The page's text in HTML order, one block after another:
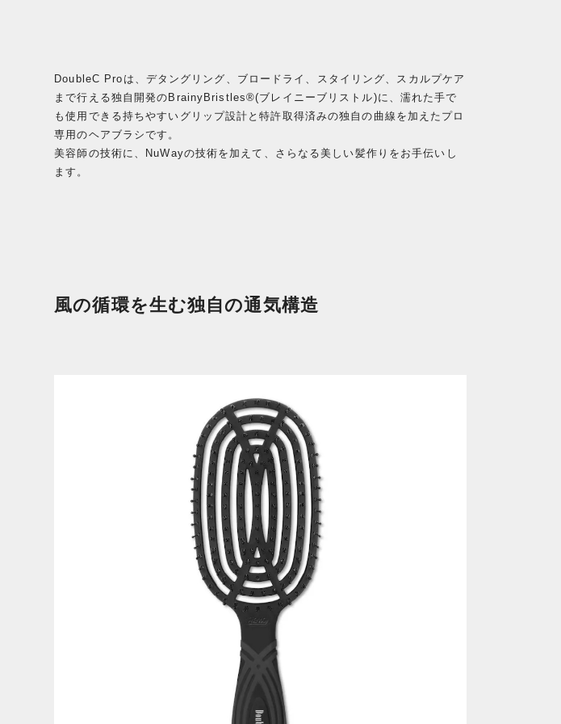
DoubleC Proは、デタングリング、ブロードライ、スタイリング、スカルプケア
まで行える独自開発のBrainyBristles®(ブレイニーブリストル)に、濡れた手で
も使用できる持ちやすいグリップ設計と特許取得済みの独自の曲線を加えたプロ
専用のヘアブラシです。
美容師の技術に、NuWayの技術を加えて、さらなる美しい髪作りをお手伝いし
ます。
風の循環を生む独自の通気構造